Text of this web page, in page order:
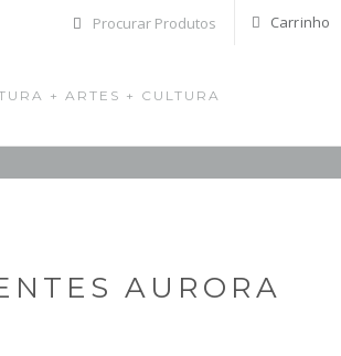
Carrinho
+ ARTES + CULTURA
AURORA